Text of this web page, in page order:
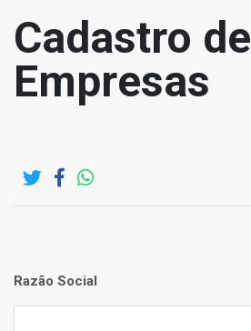
Cadastro de
Empresas
Razão Social